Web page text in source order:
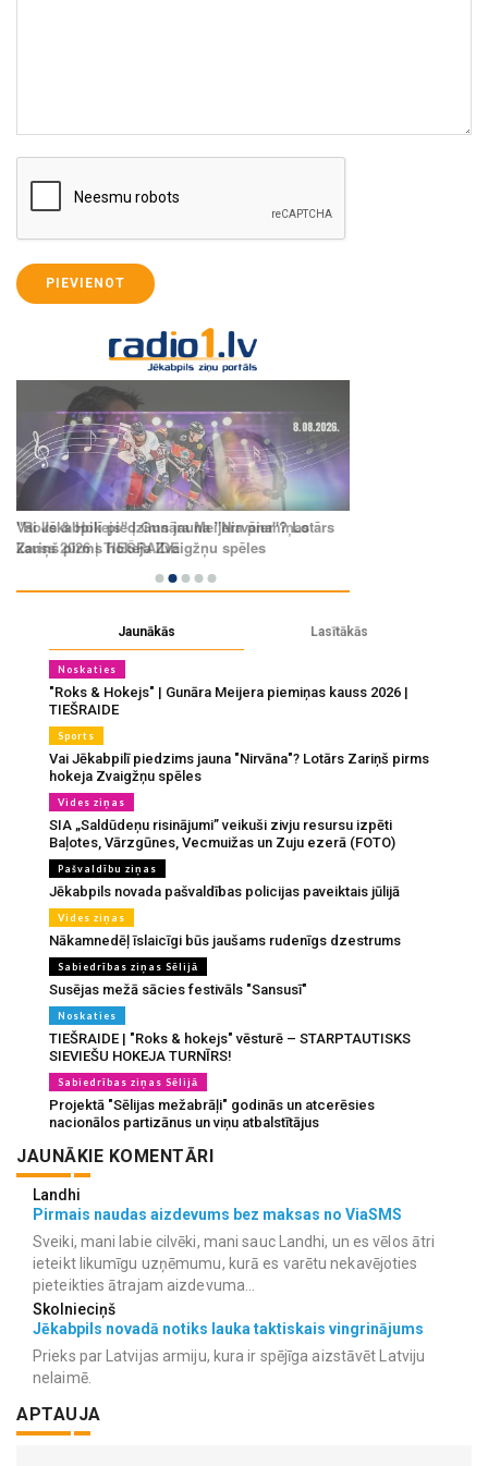
PIEVIENOT
Jaunākās Lasītākās
Noskaties
"Roks & Hokejs" | Gunāra Meijera piemiņas kauss 2026 |
TIEŠRAIDE
Sports
Vai Jēkabpilī piedzims jauna "Nirvāna"? Lotārs Zariņš pirms
hokeja Zvaigžņu spēles
Vides ziņas
SIA „Saldūdeņu risinājumi” veikuši zivju resursu izpēti
Baļotes, Vārzgūnes, Vecmuižas un Zuju ezerā (FOTO)
Pašvaldību ziņas
Jēkabpils novada pašvaldības policijas paveiktais jūlijā
Vides ziņas
Nākamnedēļ īslaicīgi būs jaušams rudenīgs dzestrums
Sabiedrības ziņas Sēlijā
Susējas mežā sācies festivāls "Sansusī"
Noskaties
TIEŠRAIDE | "Roks & hokejs" vēsturē – STARPTAUTISKS
SIEVIEŠU HOKEJA TURNĪRS!
Sabiedrības ziņas Sēlijā
Projektā "Sēlijas mežabrāļi" godinās un atcerēsies
nacionālos partizānus un viņu atbalstītājus
JAUNĀKIE KOMENTĀRI
Landhi
Pirmais naudas aizdevums bez maksas no ViaSMS
Sveiki, mani labie cilvēki, mani sauc Landhi, un es vēlos ātri
ieteikt likumīgu uzņēmumu, kurā es varētu nekavējoties
pieteikties ātrajam aizdevuma...
Skolnieciņš
Jēkabpils novadā notiks lauka taktiskais vingrinājums
Prieks par Latvijas armiju, kura ir spējīga aizstāvēt Latviju
nelaimē.
APTAUJA